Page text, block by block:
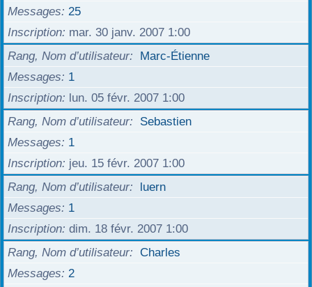
Messages
25
Inscription
mar. 30 janv. 2007 1:00
Rang, Nom d’utilisateur
Marc-Étienne
Messages
1
Inscription
lun. 05 févr. 2007 1:00
Rang, Nom d’utilisateur
Sebastien
Messages
1
Inscription
jeu. 15 févr. 2007 1:00
Rang, Nom d’utilisateur
luern
Messages
1
Inscription dim. 18 févr. 2007 1:00
Rang, Nom d’utilisateur
Charles
Messages
2